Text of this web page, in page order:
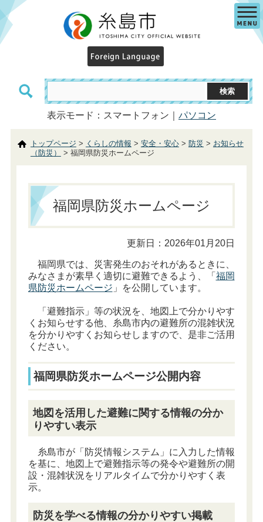
表示モード：スマートフォン｜ パソコン
トップページ > くらしの情報 > 安全・安心> 防災 > お知らせ
（防災）
> 福岡県防災ホームページ
福岡県防災ホームページ
更新日：2026年01月20日
福岡県では、災害発生のおそれがあるときに、
みなさまが素早く適切に避難できるよう、「 福岡
県防災ホームページ 」を公開しています。
「避難指示」等の状況を、地図上で分かりやす
くお知らせする他、糸島市内の避難所の混雑状況
を分かりやすくお知らせしますので、是非ご活用
ください。
福岡県防災ホームページ公開内容
地図を活用した避難に関する情報の分か
りやすい表示
糸島市が「防災情報システム」に入力した情報
を基に、地図上で避難指示等の発令や避難所の開
設・混雑状況をリアルタイムで分かりやすく表
示。
防災を学べる情報の分かりやすい掲載